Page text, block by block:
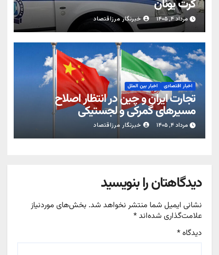
کرت یونان
مرداد ۴, ۱۴۰۵ خبرنگار مرزاقتصاد
اخبار اقتصادی اخبار بین الملل
تجارت ایران و چین در انتظار اصلاح
مسیرهای گمرکی و لجستیکی
مرداد ۴, ۱۴۰۵ خبرنگار مرزاقتصاد
دیدگاهتان را بنویسید
نشانی ایمیل شما منتشر نخواهد شد. بخش‌های موردنیاز
علامت‌گذاری شده‌اند*
دیدگاه*